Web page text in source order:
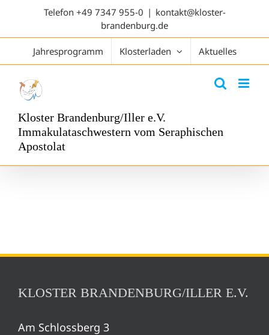
Telefon +49 7347 955-0 | kontakt@kloster-
brandenburg.de
Jahresprogramm Klosterladen Aktuelles
Kloster Brandenburg/Iller e.V.
Immakulataschwestern vom Seraphischen
Apostolat
KLOSTER BRANDENBURG/ILLER E.V.
Am Schlossberg 3